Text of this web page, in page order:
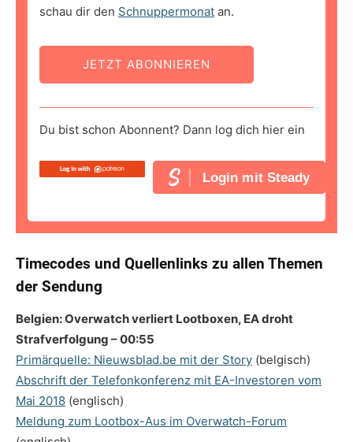
schau dir den Schnuppermonat an.
JETZT ABONNIEREN
Du bist schon Abonnent? Dann log dich hier ein
Login mit Steady
Timecodes und Quellenlinks zu allen Themen
der Sendung
Belgien: Overwatch verliert Lootboxen, EA droht
Strafverfolgung – 00:55
Primärquelle: Nieuwsblad.be mit der Story (belgisch)
Abschrift der Telefonkonferenz mit EA-Investoren vom
Mai 2018 (englisch)
Meldung zum Lootbox-Aus im Overwatch-Forum